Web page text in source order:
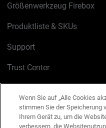
Größenwerkzeug Firebox
Produktliste & SKUs
Support
Trust Center
Cookie-Richtlinie
Wenn Sie auf „Alle Cookies
stimmen Sie der Speicherung
Ihrem Gerät zu, um die
verbessern, die